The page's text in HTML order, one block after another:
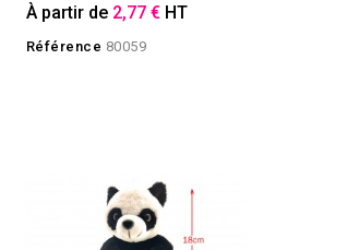
À partir de 2,77 € HT
Référence 80059